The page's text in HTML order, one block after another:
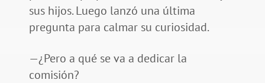
sus hijos. Luego lanzó una última
pregunta para calmar su curiosidad.
—¿Pero a qué se va a dedicar la
comisión?